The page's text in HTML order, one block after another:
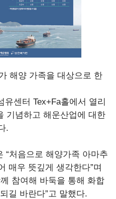
해양 가족을 대상으로 한
센터 Tex+Fa홀에서 열리
기념하고 해운산업에 대한
.
“처음으로 해양가족 아마추
매우 뜻깊게 생각한다”며
참여해 바둑을 통해 화합
길 바란다”고 말했다.